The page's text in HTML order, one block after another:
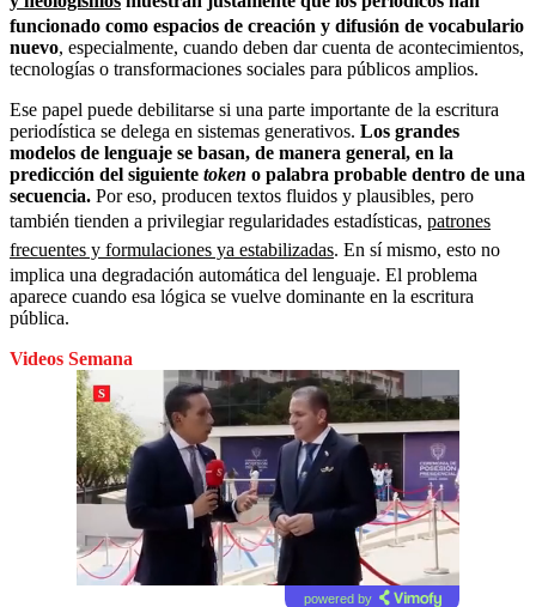
funcionado como espacios de creación y difusión de vocabulario
nuevo, especialmente, cuando deben dar cuenta de acontecimientos,
tecnologías o transformaciones sociales para públicos amplios.
Ese papel puede debilitarse si una parte importante de la escritura
periodística se delega en sistemas generativos. Los grandes
modelos de lenguaje se basan, de manera general, en la
predicción del siguiente token o palabra probable dentro de una
secuencia. Por eso, producen textos fluidos y plausibles, pero
también tienden a privilegiar regularidades estadísticas, patrones
frecuentes y formulaciones ya estabilizadas. En sí mismo, esto no
implica una degradación automática del lenguaje. El problema
aparece cuando esa lógica se vuelve dominante en la escritura
pública.
Videos Semana
powered by